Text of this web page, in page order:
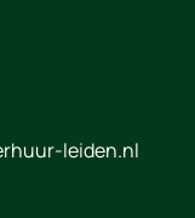
leiden.nl